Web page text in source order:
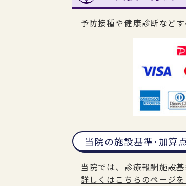
予防接種や健康診断など
当院の施設基準･加算
当院では、診療報酬施設
詳しくはこちらのページを